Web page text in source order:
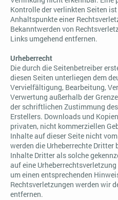
Kontrolle der verlinkten Seiten
Anhaltspunkte einer
Bekanntwerden von
Links umgehend entfernen.
Urheberrecht
Die durch die Seitenbetreiber
diesen Seiten unterliegen dem
Vervielfältigung, Bearbeitung,
Verwertung außerhalb der
der schriftlichen Zustimmung
Erstellers. Downloads und
privaten, nicht kommerziellen
Inhalte auf dieser Seite nicht
werden die Urheberrechte Dritter
Inhalte Dritter als solche
auf eine
um einen entsprechenden
Rechtsverletzungen werden wir
entfernen.